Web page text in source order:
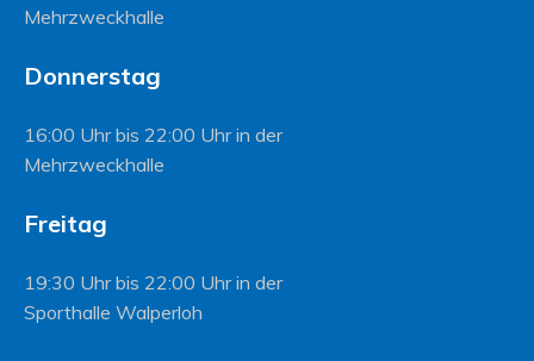
Mehrzweckhalle
Donnerstag
16:00 Uhr bis 22:00 Uhr in der
Mehrzweckhalle
Freitag
19:30 Uhr bis 22:00 Uhr in der
Sporthalle Walperloh